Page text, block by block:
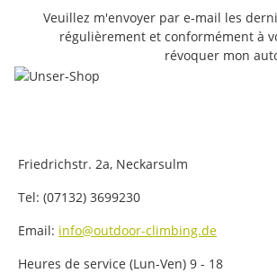
Veuillez m'envoyer par e-mail les
régulièrement et conformément à
révoquer mon
Friedrichstr. 2a, Neckarsulm
Tel: (07132) 3699230
Email: info@outdoor-climbing.de
Heures de service (Lun-Ven) 9 - 18